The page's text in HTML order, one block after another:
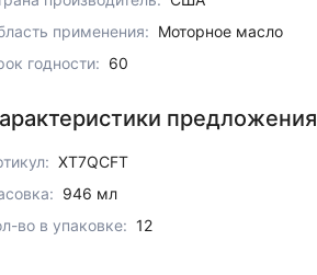
применения: Моторное масло
годности: 60
предложения
XT7QCFT
946 мл
во в упаковке: 12